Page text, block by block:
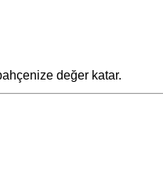
değer katar.